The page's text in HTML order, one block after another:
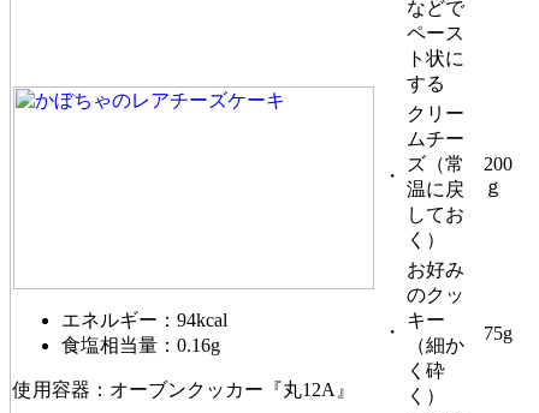
エネルギー：94kcal
食塩相当量：0.16g
使用容器：オーブンクッカー『丸12A』
などで
ペース
ト状に
する
・
クリー
ムチー
ズ（常
温に戻
してお
く）
200
ｇ
・
お好み
のクッ
キー
（細か
く砕
く）
75g